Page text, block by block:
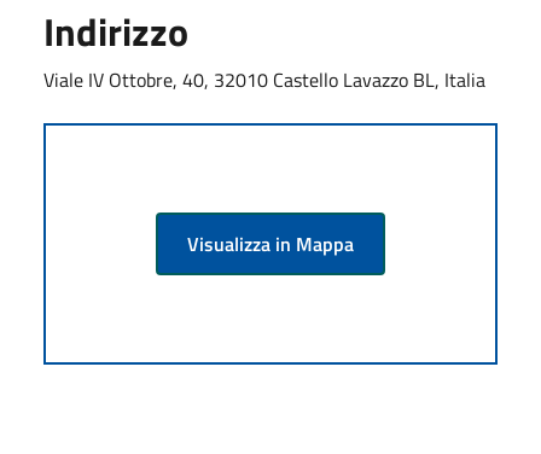
Indirizzo
Viale IV Ottobre, 40, 32010 Castello Lavazzo BL, Italia
Visualizza in Mappa